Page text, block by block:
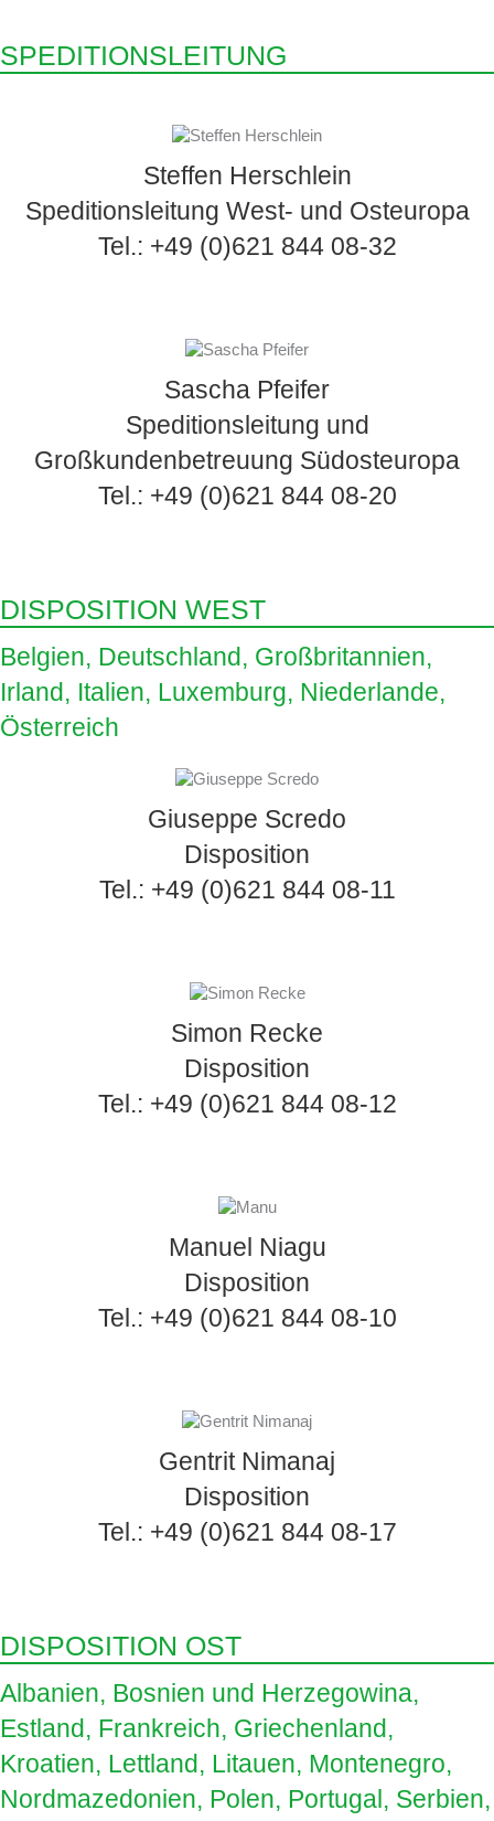
SPEDITIONSLEITUNG
Steffen Herschlein
Speditionsleitung West- und Osteuropa
Tel.: +49 (0)621 844 08-32
Sascha Pfeifer
Speditionsleitung und
Großkundenbetreuung Südosteuropa
Tel.: +49 (0)621 844 08-20
DISPOSITION WEST
Belgien, Deutschland, Großbritannien,
Irland, Italien, Luxemburg, Niederlande,
Österreich
Giuseppe Scredo
Disposition
Tel.: +49 (0)621 844 08-11
Simon Recke
Disposition
Tel.: +49 (0)621 844 08-12
Manuel Niagu
Disposition
Tel.: +49 (0)621 844 08-10
Gentrit Nimanaj
Disposition
Tel.: +49 (0)621 844 08-17
DISPOSITION OST
Albanien, Bosnien und Herzegowina,
Estland, Frankreich, Griechenland,
Kroatien, Lettland, Litauen, Montenegro,
Nordmazedonien, Polen, Portugal, Serbien,